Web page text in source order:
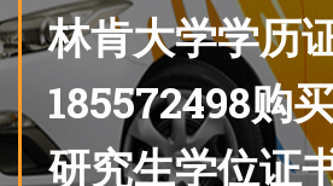
林肯大学学历
185572498购
研究生学位证